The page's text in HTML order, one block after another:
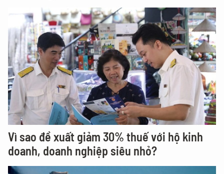
Vì sao đề xuất giảm 30% thuế với hộ kinh
doanh, doanh nghiệp siêu nhỏ?